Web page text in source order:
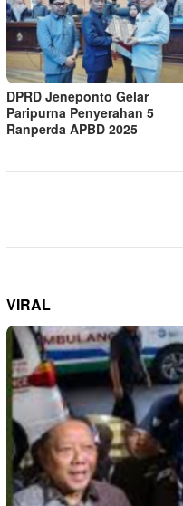
DPRD Jeneponto Gelar
Paripurna Penyerahan 5
Ranperda APBD 2025
VIRAL